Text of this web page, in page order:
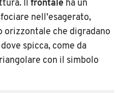
Il frontale ha un
nell’esagerato,
orizzontale che digradano
spicca, come da
con il simbolo